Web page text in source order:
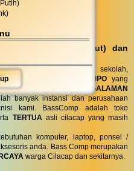
(antar jemput) dan
penjualan untuk instansi, sekolah,
PEMBAYARAN TEMPO yang
BassComp telah
BERPENGALAMAN
banyak instansi dan perusahaan
kami. BassComp adalah toko
TERTUAasli cilacap yang masih
komputer, laptop, ponsel /
anda. Bass Comp merupakan
warga Cilacap dan sekitarnya.